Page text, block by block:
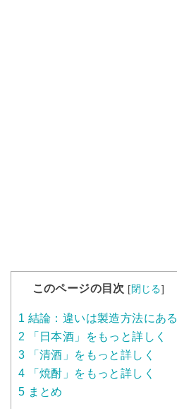
このページの目次 [閉じる]
1 結論：違いは製造方法にある
2 「日本酒」をもっと詳しく
3 「清酒」をもっと詳しく
4 「焼酎」をもっと詳しく
5 まとめ